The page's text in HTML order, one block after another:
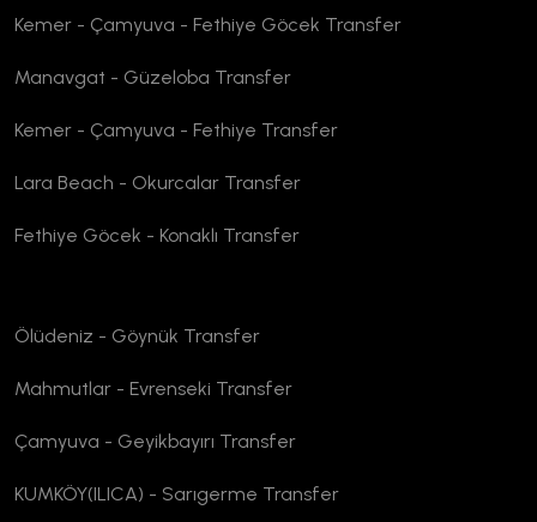
Kemer - Çamyuva - Fethiye Göcek Transfer
Manavgat - Güzeloba Transfer
Kemer - Çamyuva - Fethiye Transfer
Lara Beach - Okurcalar Transfer
Fethiye Göcek - Konaklı Transfer
Ölüdeniz - Göynük Transfer
Mahmutlar - Evrenseki Transfer
Çamyuva - Geyikbayırı Transfer
KUMKÖY(ILICA) - Sarıgerme Transfer